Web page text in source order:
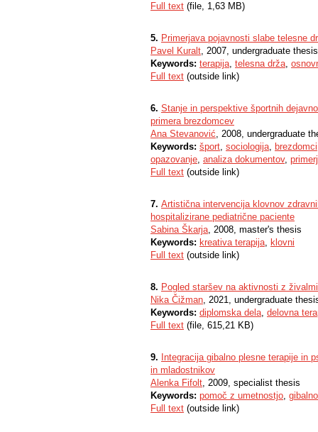
Full text (file, 1,63 MB)
5. Primerjava pojavnosti slabe telesne
Pavel Kuralt, 2007, undergraduate thesis
Keywords: terapija, telesna drža,
Full text (outside link)
6. Stanje in perspektive športnih
primera brezdomcev
Ana Stevanović, 2008, undergraduate
Keywords: šport, sociologija, brezdomci
opazovanje, analiza dokumentov,
Full text (outside link)
7. Artistična intervencija klovnov
hospitalizirane pediatrične paciente
Sabina Škarja, 2008, master's thesis
Keywords: kreativa terapija, klovni
Full text (outside link)
8. Pogled staršev na aktivnosti z
Nika Čižman, 2021, undergraduate
Keywords: diplomska dela, delovna
Full text (file, 615,21 KB)
9. Integracija gibalno plesne terapije in
in mladostnikov
Alenka Fifolt, 2009, specialist thesis
Keywords: pomoč z umetnostjo,
Full text (outside link)